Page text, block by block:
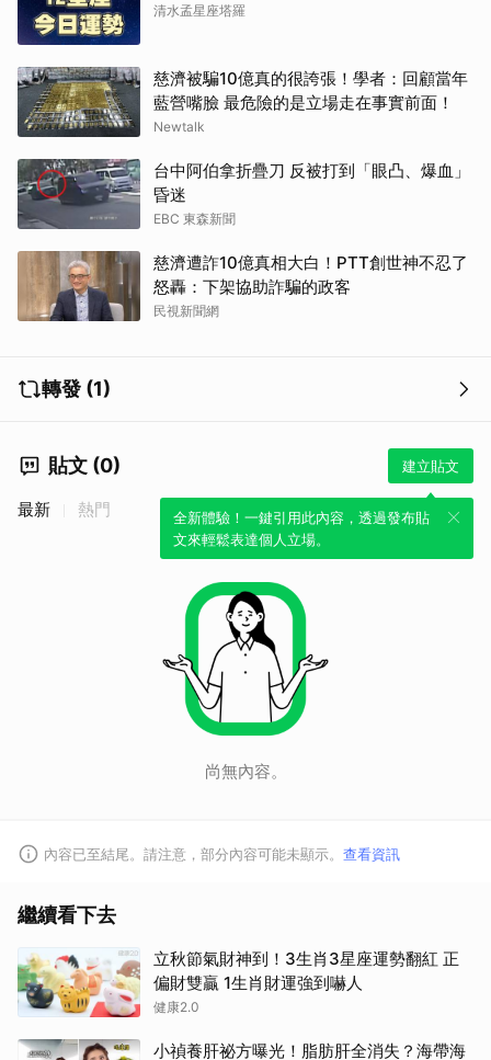
清水孟星座塔羅
慈濟被騙10億真的很誇張！學者：回顧當年
藍營嘴臉 最危險的是立場走在事實前面！
Newtalk
台中阿伯拿折疊刀 反被打到「眼凸、爆血」
昏迷
EBC 東森新聞
慈濟遭詐10億真相大白！PTT創世神不忍了
怒轟：下架協助詐騙的政客
民視新聞網
轉發 (1)
貼文 (0) 建立貼文
全新體驗！一鍵引用此內容，透過發布貼
文來輕鬆表達個人立場。
最新 熱門
尚無內容。
內容已至結尾。請注意，部分內容可能未顯示。 查看資訊
繼續看下去
立秋節氣財神到！3生肖3星座運勢翻紅 正
偏財雙贏 1生肖財運強到嚇人
健康2.0
小禎養肝祕方曝光！脂肪肝全消失？海帶海
取消